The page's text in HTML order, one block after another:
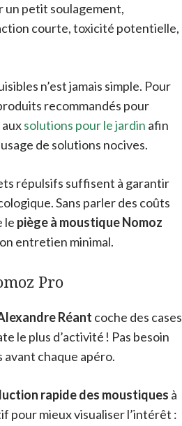
petit soulagement,
courte, toxicité potentielle,
n’est jamais simple. Pour
recommandés pour
solutions pour le jardin afin
de solutions nocives.
répulsifs suffisent à garantir
Sans parler des coûts
le piège à moustique Nomoz
entretien minimal.
Pro
Réant coche des cases
le plus d’activité ! Pas besoin
avant chaque apéro.
rapide des moustiques à
pour mieux visualiser l’intérêt :